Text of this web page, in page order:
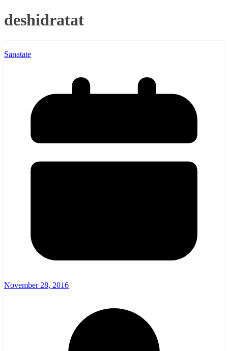
deshidratat
Sanatate
November 28, 2016